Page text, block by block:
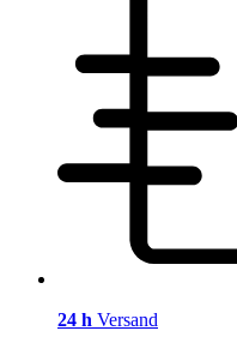
24 h Versand